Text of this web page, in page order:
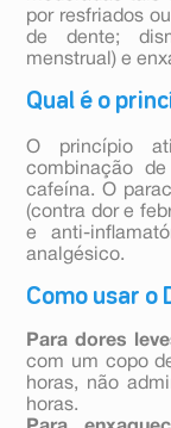
por resfriados
de dente;
menstrual) e
Qual é o
O princípio
combinação
cafeína. O
(contra dor e
e anti-
analgésico.
Como usar o
Para dores
com um copo
horas, não
horas.